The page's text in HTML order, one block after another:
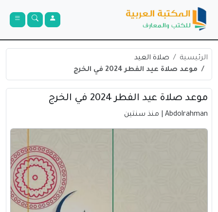
الرئيسية
صلاة العيد
موعد صلاة عيد الفطر 2024 في الخرج
موعد صلاة عيد الفطر 2024 في الخرج
Abdolrahman | منذ سنتين